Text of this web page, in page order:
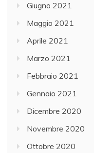
Giugno 2021
Maggio 2021
Aprile 2021
Marzo 2021
Febbraio 2021
Gennaio 2021
Dicembre 2020
Novembre 2020
Ottobre 2020